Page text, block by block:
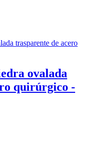
ovalada
quirúrgico -